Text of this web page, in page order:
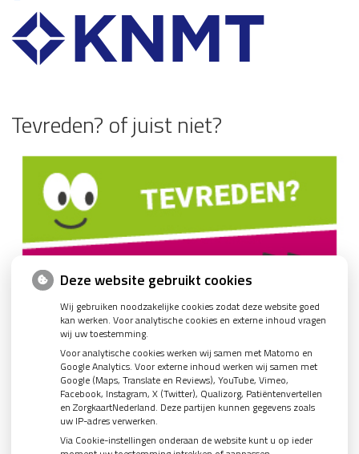
Tevreden? of juist niet?
Deze website gebruikt cookies
Wij gebruiken noodzakelijke cookies zodat deze website goed
kan werken. Voor analytische cookies en externe inhoud vragen
wij uw toestemming.
Voor analytische cookies werken wij samen met Matomo en
Google Analytics. Voor externe inhoud werken wij samen met
Google (Maps, Translate en Reviews), YouTube, Vimeo,
Facebook, Instagram, X (Twitter), Qualizorg, Patiëntenvertellen
en ZorgkaartNederland. Deze partijen kunnen gegevens zoals
uw IP-adres verwerken.
Via Cookie-instellingen onderaan de website kunt u op ieder